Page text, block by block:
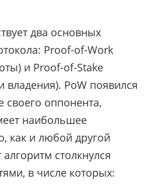
два основных
Proof-of-Work
и Proof-of-Stake
владения). PoW появился
оппонента,
наибольшее
как и любой другой
столкнулся
в числе которых: